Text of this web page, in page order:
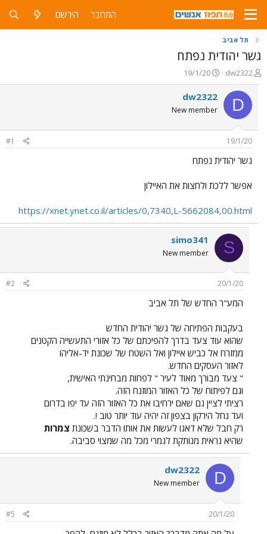
התחבר הירשם
תל אביב
גשר יהודית נפתח
פ
ו
ת
ח
ה
ו
ש
א
dw2322
פ
ו
ר
ס
ם
ר
19/1/20
D
dw2322
New member
19/1/20
#1
גשר יהודית נפתח
אפשר ללכת ולחצות את האיילון
https://xnet.ynet.co.il/articles/0,7340,L-5662084,00.html
S
simo341
New member
20/1/20
#2
המע"ר החדש של תל אביב
בעקבות הפתיחה של גשר יהודית החדש
שהוא עוד צעד בדרך להפיכתם של כל אזורי התעשייה הקטנים
ממזרח אל כביש איילון ואל השטח של שכונת יד-אליהו
לאזור העסקים החדש.
" צעד מבורך מאוד לעיר " לפחות מבחינתי האישית,
וגם לפיתוח של כל האזור המוזנח הזה.
רציתי לציין גם שאם ירחיבו את כל האזור הזה עד יפו בדרום
ועד נחל הירקון בצפון זה יהיה עוד יותר טוב !.
רק חבל שלא דאגו לעשות את אותו הדבר בשכונת צמרות
שהיא נראית מנותקת לגמרי מכל מה שמצוי סביבה.
D
dw2322
New member
20/1/20
#5